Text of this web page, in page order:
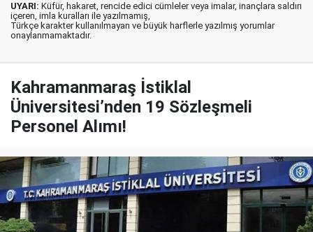
UYARI: Küfür, hakaret, rencide edici cümleler veya imalar, inançlara saldırı
içeren, imla kuralları ile yazılmamış,
Türkçe karakter kullanılmayan ve büyük harflerle yazılmış yorumlar
onaylanmamaktadır.
Kahramanmaraş İstiklal
Üniversitesi’nden 19 Sözleşmeli
Personel Alımı!